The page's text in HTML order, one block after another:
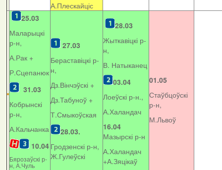
А.Плескайціс
25.03
Маларыцкі
р-н,
А.Рак +
Р.Сцепанюк
31.03
Кобрынскі
р-н,
А.Кальчанка
10.04
Бярозаўскі р-
н, А.Чуль
27.03
Бераставіцкі р-
н,
Дз.Вінчэўскі +
Дз.Табуноў +
Т.Смыкоўская
28.03.
Гродзенскі р-н,
Ж.Гулеўскі
28.03
Жыткавіцкі р-
н,
В. Натыканец
03.04
Лоеўскі р-н.,
А.Халандач
16.04
Мазырскі р-н
А.Халандач
+А.Зяцікаў
01.05
Стаўбцоўскі
р-н,
М.Львоў